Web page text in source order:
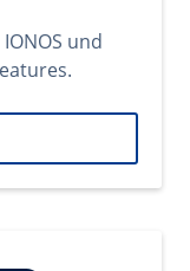
und